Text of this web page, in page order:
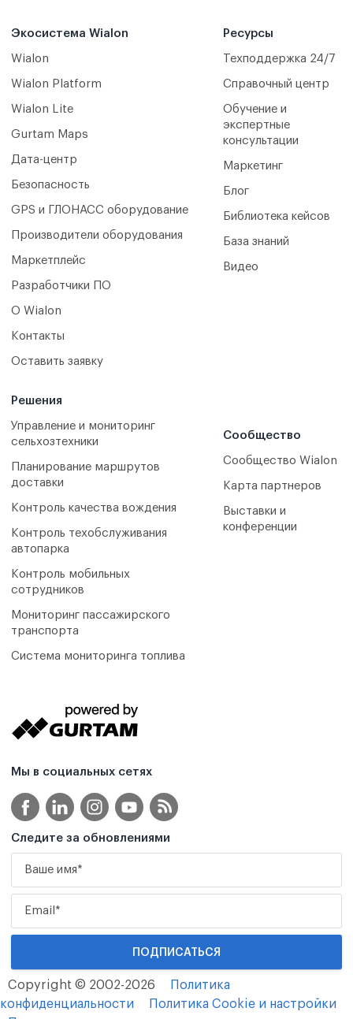
Экосистема Wialon
Wialon
Wialon Platform
Wialon Lite
Gurtam Maps
Дата-центр
Безопасность
GPS и ГЛОНАСС оборудование
Производители оборудования
Маркетплейс
Разработчики ПО
О Wialon
Контакты
Оставить заявку
Решения
Управление и мониторинг
сельхозтехники
Планирование маршрутов
доставки
Контроль качества вождения
Контроль техобслуживания
автопарка
Контроль мобильных
сотрудников
Мониторинг пассажирского
транспорта
Система мониторинга топлива
Ресурсы
Техподдержка 24/7
Справочный центр
Обучение и
экспертные
консультации
Маркетинг
Блог
Библиотека кейсов
База знаний
Видео
Сообщество
Сообщество Wialon
Карта партнеров
Выставки и
конференции
Мы в социальных сетях
Следите за обновлениями
Copyright © 2002-2026
Политика
конфиденциальности
Политика Cookie и настройки